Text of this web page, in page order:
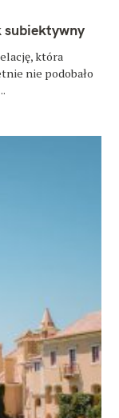
subiektywny
która
nie podobało